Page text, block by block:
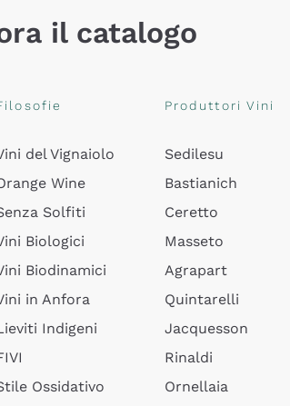
il catalogo
del Vignaiolo
Wine
Solfiti
Biologici
Biodinamici
in Anfora
Indigeni
Ossidativo
Produttori Vini
Sedilesu
Bastianich
Ceretto
Masseto
Agrapart
Quintarelli
Jacquesson
Rinaldi
Ornellaia